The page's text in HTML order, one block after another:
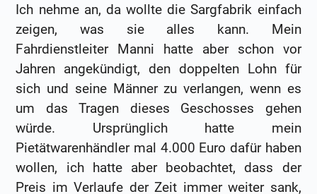
Ich nehme an, da wollte die Sargfabrik einfach
zeigen, was sie alles kann. Mein
Fahrdienstleiter Manni hatte aber schon vor
Jahren angekündigt, den doppelten Lohn für
sich und seine Männer zu verlangen, wenn es
um das Tragen dieses Geschosses gehen
würde. Ursprünglich hatte mein
Pietätwarenhändler mal 4.000 Euro dafür haben
wollen, ich hatte aber beobachtet, dass der
Preis im Verlaufe der Zeit immer weiter sank,